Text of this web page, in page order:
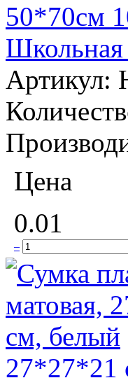
Школьная
Артикул:
Цена
0.01
–
27*27*21